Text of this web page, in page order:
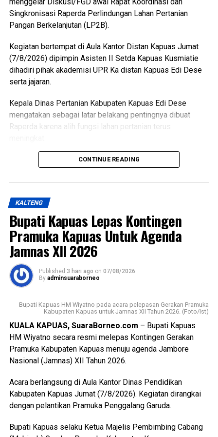
pemotong unggas telah memenuhi kewajiban membayar
retribusi.
Rp300 per ekor meningkat dari tarif sebelumnya Rp100
per ekor. Dana ini masuk pendapatan daerah kemudian
kembali kepada peningkatan fasilitas RPU itu sendiri.
pemotongan unggas dapat berlangsung lebih tertata
memenuhi standar kesehatan masyarakat serta
WhatsApp
Messenger 0 Twitter/X 0
Singkronisasi Raperda Perlindungan Lahan Pertanian
Pangan Berkelanjutan (LP2B).
Kegiatan bertempat di Aula Kantor Distan Kapuas Jumat
(7/8/2026) dipimpin Asisten II Setda Kapuas Kusmiatie
dihadiri pihak akademisi UPR Ka distan Kapuas Edi Dese
serta jajaran.
Kepala Dinas Pertanian Kabupaten Kapuas Edi Dese
mengatakan sebagai latar belakang pentingnya dibuat
Raperda karena alih fungsi lahan pertanian terus
“Penyusunan Raperda sebagai dasar perlindungan lahan
hukum UU Nomor 41 Tahun 2009 tentang Perlindungan
LP2B PP Nomor 1 Tahun 2011 kemudian Peraturan
pelaksana lainnya yakni Keputusan Bupati Kapuas Nomor
537/DISTAN Tahun 2022 tentang Penetapan KP2B LP2B
dan LCP2B.
Lebih lanjut ia menjelaskan luasan lahan pertanian pangan
berkelanjutan (LP2B) Kabupaten Kapuas adalah 38.323,62
Kemudian luasan cadangan lahan pertanian berkelanjutan
(LCP2B) Kabupaten Kapuas 22.553,37 Ha.
Meski begitu terjadi permasalahan atas kondisi lahan di
antaranya perbedaan data antar instansi perubahan
“Oleh karena itu terkait hal tersebut kami menyepakati data
final LP2B data LCP2B menyempurnakan Raperda melalui
(Ujg/SB)
CONTINUE READING
KALTENG
Bupati Kapuas Lepas Kontingen
Pramuka Kapuas Untuk Agenda
Jamnas XII 2026
Published 3 hari ago on 07/08/2026
By adminsuaraborneo
Bupati Kapuas HM Wiyatno pada acara pelepasan Gerakan Pramuka
Kabupaten Kapuas untuk Jamnas XII Tahun 2026. (Foto/Ist)
KUALA KAPUAS, SuaraBorneo.com – Bupati Kapuas
HM Wiyatno secara resmi melepas Kontingen Gerakan
Pramuka Kabupaten Kapuas menuju agenda Jambore
Nasional (Jamnas) XII Tahun 2026.
Acara berlangsung di Aula Kantor Dinas Pendidikan
Kabupaten Kapuas Jumat (7/8/2026). Kegiatan dirangkai
dengan pelantikan Pramuka Penggalang Garuda.
Bupati Kapuas selaku Ketua Majelis Pembimbing Cabang